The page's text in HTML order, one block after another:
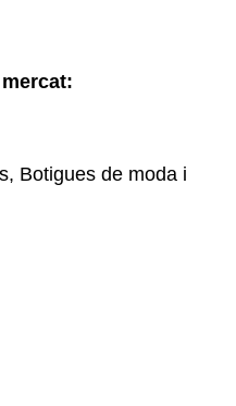
Botigues de moda i